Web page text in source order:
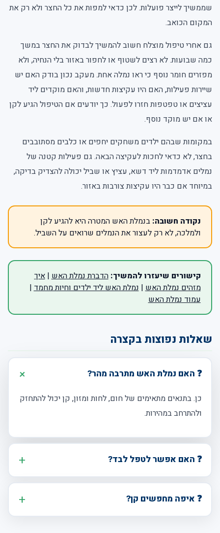
שממשיך לייצר פועלות. לכן כדאי למפות את כל החצר ולא רק את
המקום הכואב.
גם אחרי טיפול מוצלח חשוב להמשיך לבדוק את החצר במשך
כמה שבועות. לא רצים לשטוף או לחפור באזור בלי הנחיה, ולא
מפזרים חומר נוסף כי ראו נמלה אחת. מעקב נכון בודק האם יש
שיירות פעילות, האם היו עקיצות חדשות, והאם מוקדים ליד
עציצים או טפטפות חזרו לפעול. כך יודעים אם הטיפול הגיע לקן
או אם יש מוקד נוסף.
במקומות שבהם ילדים משחקים יחפים או כלבים מסתובבים
בחצר, לא כדאי לחכות לעקיצה הבאה. גם פעילות קטנה של
נמלים אדמדמות ליד דשא, עציץ או שביל יכולה להצדיק בדיקה,
במיוחד אם כבר היו עקיצות צורבות באזור.
נקודה חשובה: בנמלת האש המטרה היא להגיע לקן
ולמלכה, לא רק לעצור את הנמלים שרואים על השביל.
קישורים שיעזרו להמשיך: הדברת נמלת האש |איך
מזהים נמלת האש | נמלת האש ליד ילדים וחיות מחמד |
עמוד נמלת האש
שאלות נפוצות בקצרה
❓ האם נמלת האש מתרבה מהר?
כן. בתנאים מתאימים של חום, לחות ומזון, קן יכול להתחזק
ולהתרחב במהירות.
❓ האם אפשר לטפל לבד?
❓ איפה מחפשים קן?